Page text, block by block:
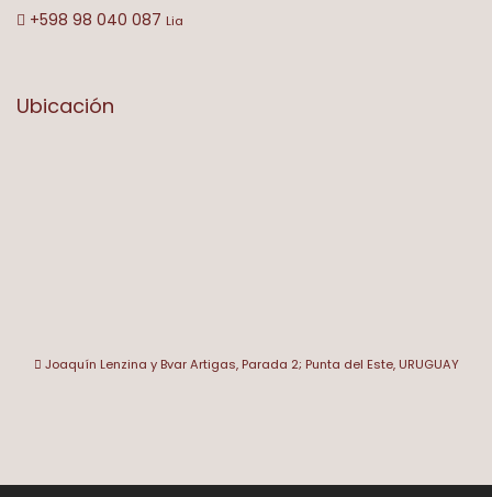
+598 98 040 087 Lia
Ubicación
Joaquín Lenzina y Bvar Artigas, Parada 2; Punta del Este, URUGUAY